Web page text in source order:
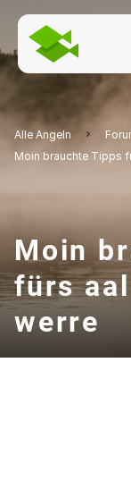
Alle Angeln
Moin brauchte Tipps
Moin
fürs
werre